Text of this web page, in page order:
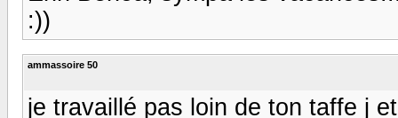
:))
ammassoire 50
je travaillé pas loin de ton taffe j